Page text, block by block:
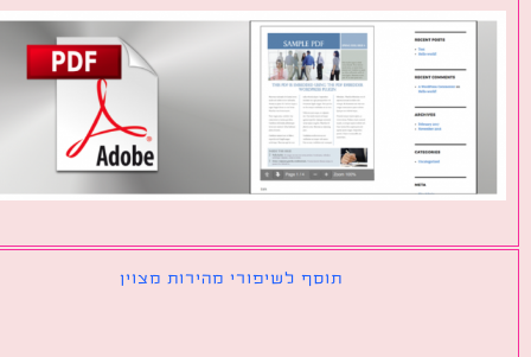
תוסף לשיפורי מהירות מצוין